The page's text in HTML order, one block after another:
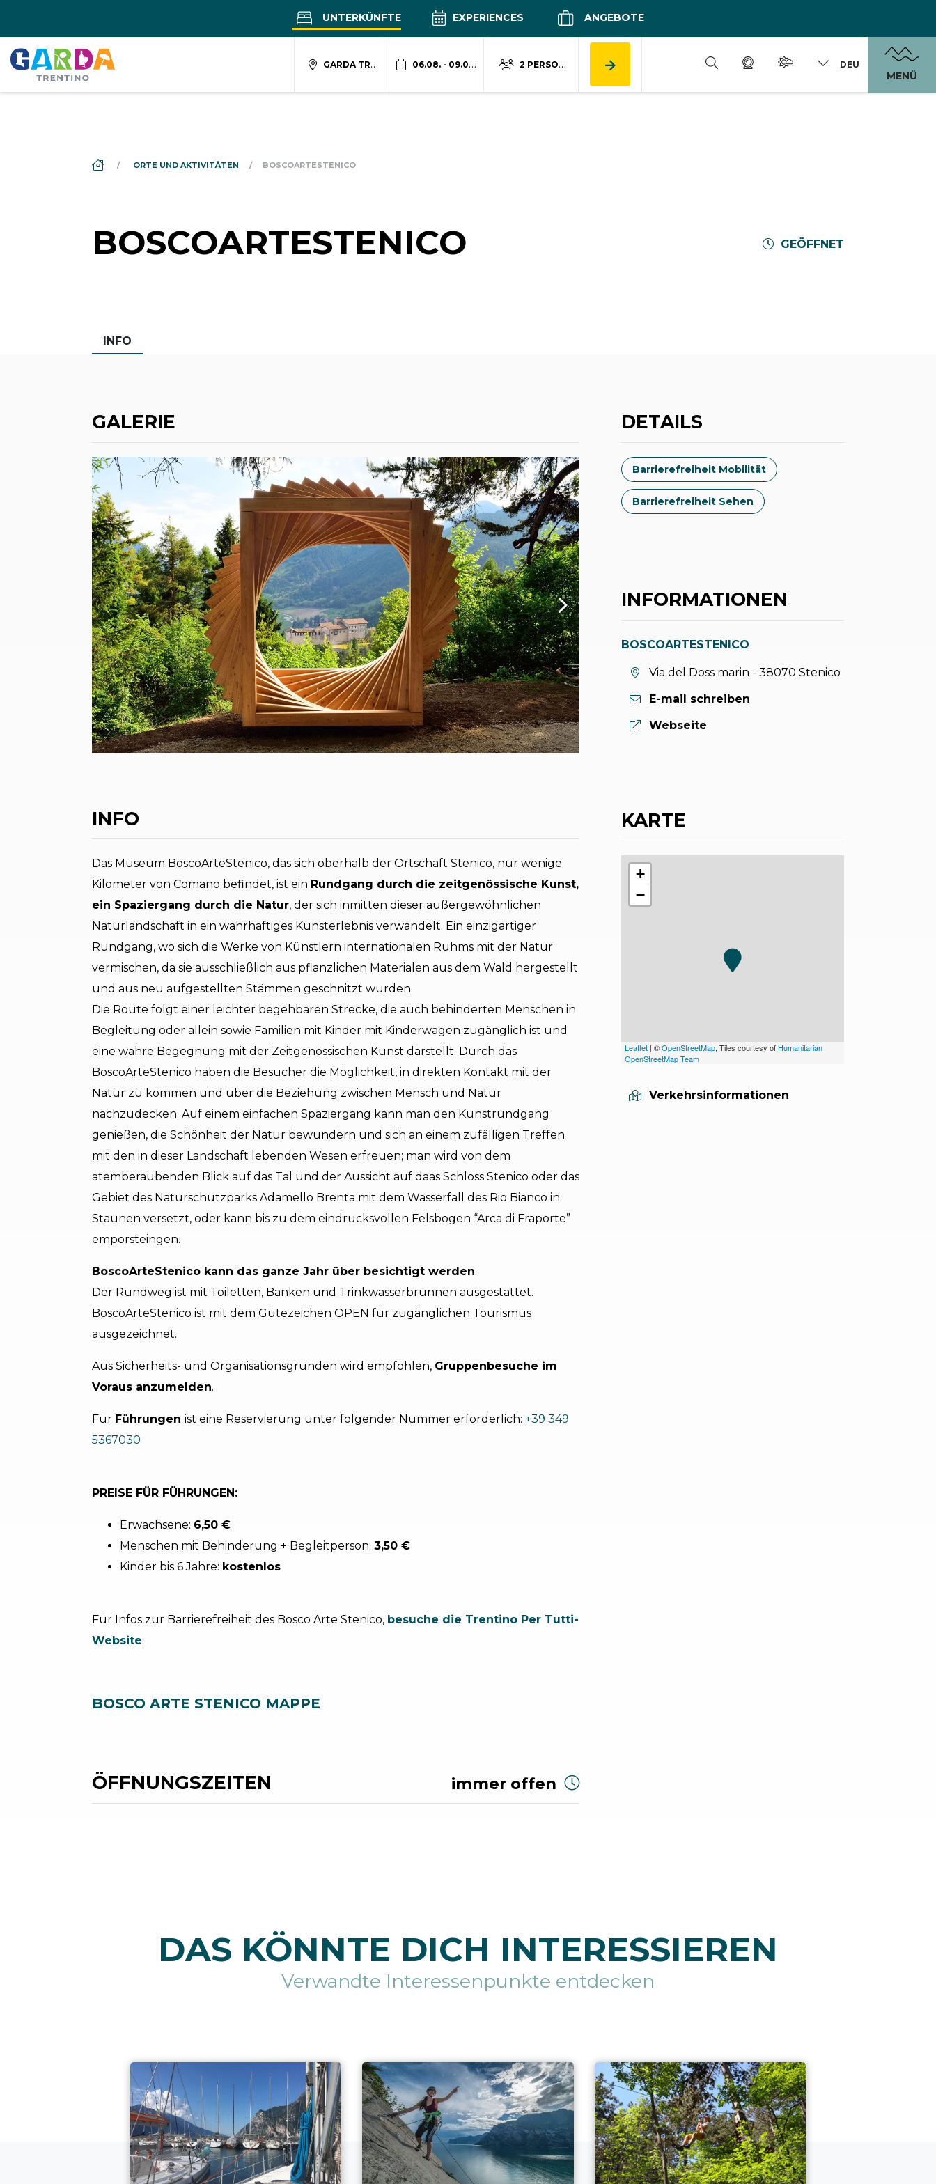
UNTERKÜNFTE EXPERIENCES ANGEBOTE
GARDA TRENTINO 06.08. - 09.08. 2 PERSONEN DEU
MENÜ
DS_BREADCRUMB.HOME
ORTE UND AKTIVITÄTEN BOSCOARTESTENICO
BOSCOARTESTENICO GEÖFFNET
INFO
GALERIE
INFO
Das Museum BoscoArteStenico, das sich oberhalb der Ortschaft Stenico, nur wenige
Kilometer von Comano befindet, ist ein Rundgang durch die zeitgenössische Kunst,
ein Spaziergang durch die Natur, der sich inmitten dieser außergewöhnlichen
Naturlandschaft in ein wahrhaftiges Kunsterlebnis verwandelt. Ein einzigartiger
Rundgang, wo sich die Werke von Künstlern internationalen Ruhms mit der Natur
vermischen, da sie ausschließlich aus pflanzlichen Materialen aus dem Wald hergestellt
und aus neu aufgestellten Stämmen geschnitzt wurden.
Die Route folgt einer leichter begehbaren Strecke, die auch behinderten Menschen in
Begleitung oder allein sowie Familien mit Kinder mit Kinderwagen zugänglich ist und
eine wahre Begegnung mit der Zeitgenössischen Kunst darstellt. Durch das
BoscoArteStenico haben die Besucher die Möglichkeit, in direkten Kontakt mit der
Natur zu kommen und über die Beziehung zwischen Mensch und Natur
nachzudecken. Auf einem einfachen Spaziergang kann man den Kunstrundgang
genießen, die Schönheit der Natur bewundern und sich an einem zufälligen Treffen
mit den in dieser Landschaft lebenden Wesen erfreuen; man wird von dem
atemberaubenden Blick auf das Tal und der Aussicht auf daas Schloss Stenico oder das
Gebiet des Naturschutzparks Adamello Brenta mit dem Wasserfall des Rio Bianco in
Staunen versetzt, oder kann bis zu dem eindrucksvollen Felsbogen “Arca di Fraporte”
emporsteingen.
BoscoArteStenico kann das ganze Jahr über besichtigt werden.
Der Rundweg ist mit Toiletten, Bänken und Trinkwasserbrunnen ausgestattet.
BoscoArteStenico ist mit dem Gütezeichen OPEN für zugänglichen Tourismus
ausgezeichnet.
Aus Sicherheits- und Organisationsgründen wird empfohlen, Gruppenbesuche im
Voraus anzumelden.
Für Führungen ist eine Reservierung unter folgender Nummer erforderlich: +39 349
5367030
PREISE FÜR FÜHRUNGEN:
Erwachsene: 6,50 €
Menschen mit Behinderung + Begleitperson: 3,50 €
Kinder bis 6 Jahre: kostenlos
Für Infos zur Barrierefreiheit des Bosco Arte Stenico, besuche die Trentino Per Tutti-
Website.
BOSCO ARTE STENICO MAPPE
ÖFFNUNGSZEITEN immer offen
DETAILS
Barrierefreiheit Mobilität
Barrierefreiheit Sehen
INFORMATIONEN
BOSCOARTESTENICO
aria.location:
Via del Doss marin - 38070 Stenico
E-mail schreiben
aria.website:
Webseite
KARTE
+
−
Leaflet | ©OpenStreetMap, Tiles courtesy of Humanitarian
OpenStreetMap Team
Verkehrsinformationen
DAS KÖNNTE DICH INTERESSIEREN
Verwandte Interessenpunkte entdecken